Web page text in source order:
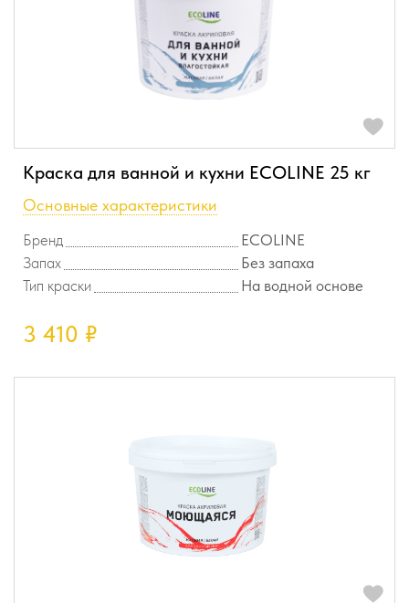
Краска для ванной и кухни ECOLINE 25 кг
Основные характеристики
Бренд
ECOLINE
Запах
Без запаха
Тип краски
На водной основе
3 410 ₽